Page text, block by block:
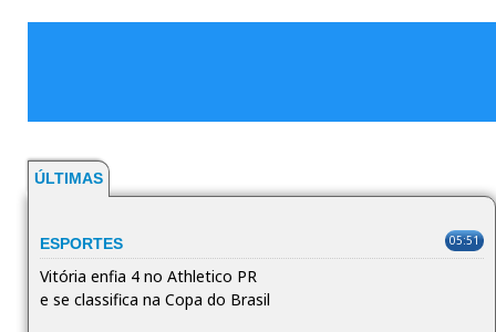
ÚLTIMAS
ESPORTES 05:51
Vitória enfia 4 no Athletico PR
e se classifica na Copa do Brasil